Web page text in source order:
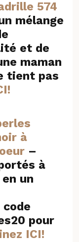
574
mélange
et de
maman
tient pas
à
–
à
un
pour
ICI!